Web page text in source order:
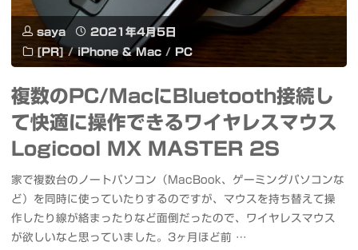
て
み
ま
し
た"
そ
し
十
割
麦
竹
saya
2021年4月5日
[PR] / iPhone & Mac / PC
複数のPC/MacにBluetooth接続し
て快適に操作できるワイヤレスマウス
Logicool MX MASTER 2S
家で複数台のノートパソコン（MacBook、ゲーミングパソコンな
ど）を同時に使っていたりするのですが、マウスを持ち替えて操
作したり線が絡まったりなど面倒だったので、ワイヤレスマウス
が欲しいなと思っていました。3ヶ月ほど前 …